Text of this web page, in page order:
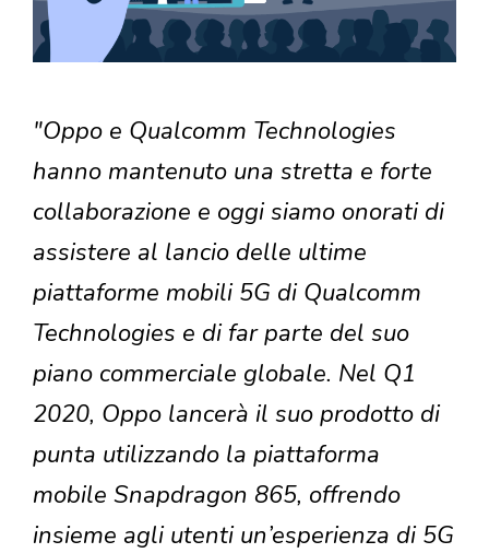
"Oppo e Qualcomm Technologies
hanno mantenuto una stretta e forte
collaborazione e oggi siamo onorati di
assistere al lancio delle ultime
piattaforme mobili 5G di Qualcomm
Technologies e di far parte del suo
piano commerciale globale. Nel Q1
2020, Oppo lancerà il suo prodotto di
punta utilizzando la piattaforma
mobile Snapdragon 865, offrendo
insieme agli utenti un’esperienza di 5G